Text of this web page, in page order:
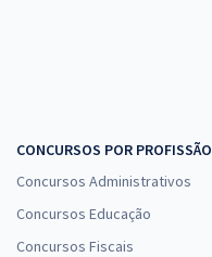
CONCURSOS POR PROFISSÃO
Concursos Administrativos
Concursos Educação
Concursos Fiscais